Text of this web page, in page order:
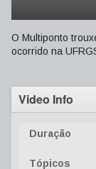
O Multiponto
ocorrido na
Video Info
Duração
Tópicos